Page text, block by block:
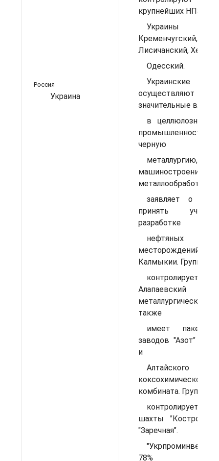
Россия -
Украина
крупнейших НПЗ
Кременчугский,
Лисичанский,
Одесский.
Украинские
осуществляют
значительные
в целлюлозно-
промышленность
черную
металлургию,
металлообработку.
заявляет о
принять
разработке
нефтяных
Калмыкии. Группа
контролирует
Алапаевский
металлургический
также
имеет пакеты
заводов "Азот"
и
Алтайского
коксохимического
комбината. Группа
контролирует в
шахты
"Заречная".
"Укрпроминвест"
78%